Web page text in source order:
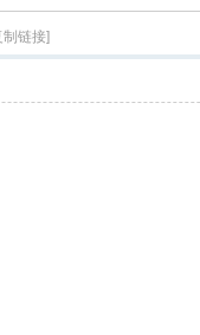
制链接]